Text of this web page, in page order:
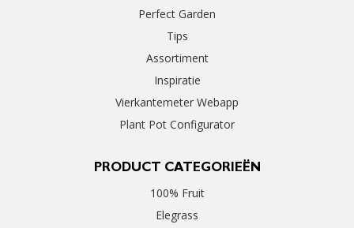
Perfect Garden
Tips
Assortiment
Inspiratie
Vierkantemeter Webapp
Plant Pot Configurator
PRODUCT CATEGORIEËN
100% Fruit
Elegrass